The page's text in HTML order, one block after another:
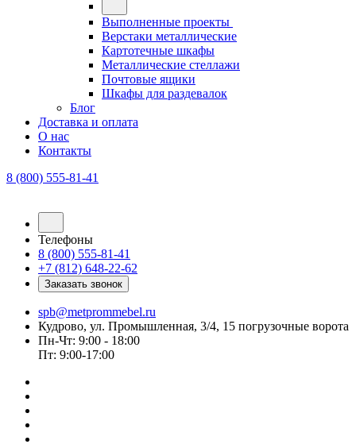
Выполненные проекты
Верстаки металлические
Картотечные шкафы
Металлические стеллажи
Почтовые ящики
Шкафы для раздевалок
Блог
Доставка и оплата
О нас
Контакты
8 (800) 555-81-41
Телефоны
8 (800) 555-81-41
+7 (812) 648-22-62
Заказать звонок
spb@metprommebel.ru
Кудрово, ул. Промышленная, 3/4, 15 погрузочные ворота
Пн-Чт: 9:00 - 18:00
Пт: 9:00-17:00